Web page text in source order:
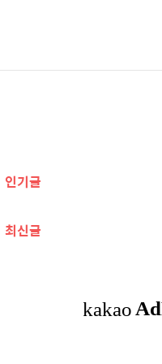
가
보
인기글
최신글